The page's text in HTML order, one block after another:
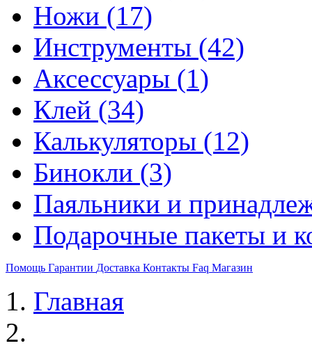
Ножи (17)
Инструменты (42)
Аксессуары (1)
Клей (34)
Калькуляторы (12)
Бинокли (3)
Паяльники и
Подарочные пакеты и
Помощь Гарантии Доставка Контакты Faq Магазин
Главная